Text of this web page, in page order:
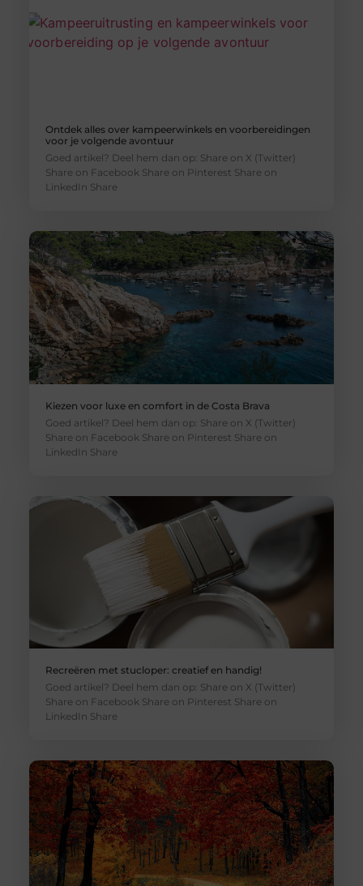
Ontdek alles over kampeerwinkels en voorbereidingen
voor je volgende avontuur
Goed artikel? Deel hem dan op: Share on X (Twitter)
Share on Facebook Share on Pinterest Share on
LinkedIn Share
Kiezen voor luxe en comfort in de Costa Brava
Goed artikel? Deel hem dan op: Share on X (Twitter)
Share on Facebook Share on Pinterest Share on
LinkedIn Share
Recreëren met stucloper: creatief en handig!
Goed artikel? Deel hem dan op: Share on X (Twitter)
Share on Facebook Share on Pinterest Share on
LinkedIn Share